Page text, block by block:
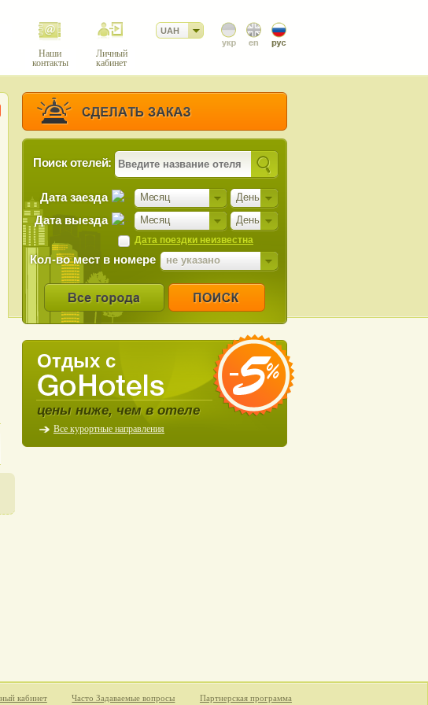
Наши
контакты
Личный
кабинет
UAH
Поиск отелей:
Месяц День
Дата заезда
Месяц День
Дата выезда
Дата поездки неизвестна
Кол-во мест в номере не указано
Отдых с
цены ниже, чем в отеле
Все курортные направления
кабинет Часто Задаваемые вопросы Партнерская программа